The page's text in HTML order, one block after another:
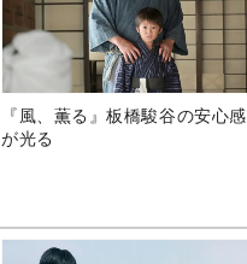
『風、薫る』板橋駿谷の安心感
が光る